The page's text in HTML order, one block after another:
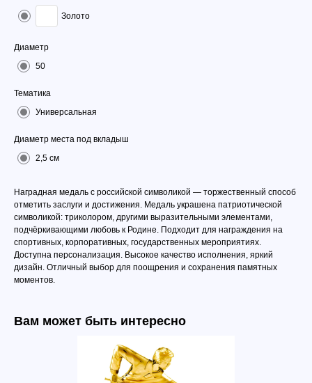
Золото
Диаметр
50
Тематика
Универсальная
Диаметр места под вкладыш
2,5 см
Наградная медаль с российской символикой — торжественный способ
отметить заслуги и достижения. Медаль украшена патриотической
символикой: триколором, другими выразительными элементами,
подчёркивающими любовь к Родине. Подходит для награждения на
спортивных, корпоративных, государственных мероприятиях.
Доступна персонализация. Высокое качество исполнения, яркий
дизайн. Отличный выбор для поощрения и сохранения памятных
моментов.
Вам может быть интересно